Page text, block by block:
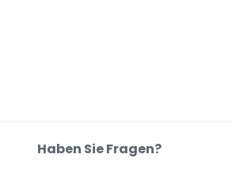
Haben Sie Fragen?